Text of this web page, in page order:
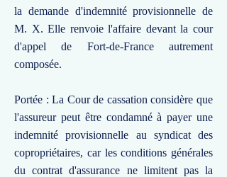
la demande d'indemnité provisionnelle de
M. X. Elle renvoie l'affaire devant la cour
d'appel de Fort-de-France autrement
composée.
Portée : La Cour de cassation considère que
l'assureur peut être condamné à payer une
indemnité provisionnelle au syndicat des
copropriétaires, car les conditions générales
du contrat d'assurance ne limitent pas la